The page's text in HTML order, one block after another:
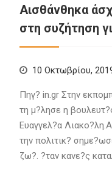
Αισθάνθηκα
στη συζήτηση
10 Οκτωβρίου,
Πηγ? in.gr Στην
τη μ?λησε η
Ευαγγελ?α
την πολιτικ?
ζω?. ?ταν κανε?ς